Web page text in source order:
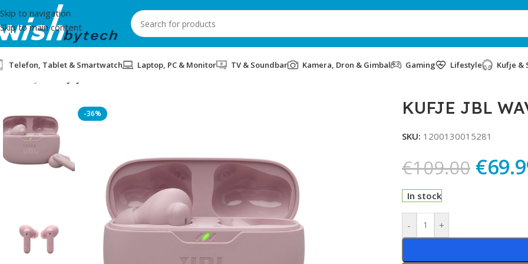
Skip to navigation
Skip to main content
Telefon, Tablet & Smartwatch Laptop, PC & Monitor TV & Soundbar Kamera, Dron & Gimbal Gaming Lifestyle Kufje &
-36% KUFJE JBL
SKU: 1200130015281
€109.00 €
In stock
- +
Alternative: